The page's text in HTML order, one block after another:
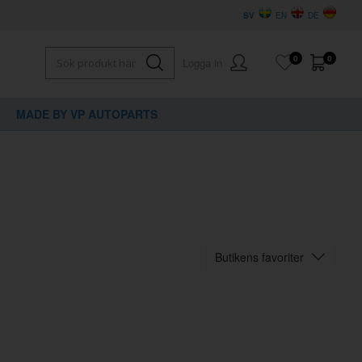
DE
EN
SV
0
0
MADE BY VP AUTOPARTS
Butikens favoriter